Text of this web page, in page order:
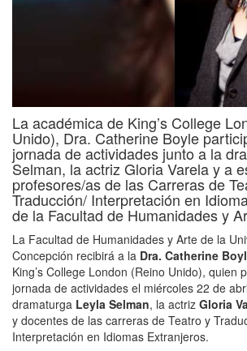
La académica de King’s College
Unido), Dra. Catherine Boyle
jornada de actividades junto a la
Selman, la actriz Gloria Varela y a
profesores/as de las Carreras de
Traducción/ Interpretación en
de la Facultad de Humanidades y
La Facultad de Humanidades y Arte de la
Concepción recibirá a la Dra. Catherine
King’s College London (Reino Unido), quien
jornada de actividades el miércoles 22 de
dramaturga Leyla Selman, la actriz Gloria
y docentes de las carreras de Teatro y
Interpretación en Idiomas Extranjeros.